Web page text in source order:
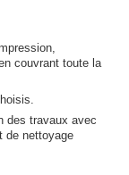
couvrant toute la
des travaux avec
de nettoyage